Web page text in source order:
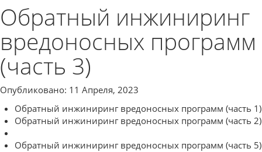
Обратный инжиниринг
вредоносных программ
(часть 3)
Опубликовано: 11 Апреля, 2023
Обратный инжиниринг вредоносных программ (часть 1)
Обратный инжиниринг вредоносных программ (часть 2)
Обратный инжиниринг вредоносных программ (часть 5)